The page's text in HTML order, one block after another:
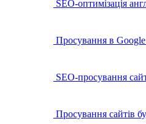
SEO-оптимізація
Просування в
SEO-просування
Просування сайтів